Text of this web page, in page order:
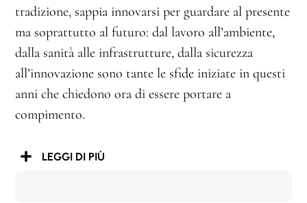
tradizione, sappia innovarsi per guardare al presente
ma soprattutto al futuro: dal lavoro all’ambiente,
dalla sanità alle infrastrutture, dalla sicurezza
all’innovazione sono tante le sfide iniziate in questi
anni che chiedono ora di essere portare a
compimento.
LEGGI DI PIÙ